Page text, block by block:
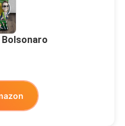
Bolsonaro
Acima De
Todos
MERCADO
LIVRE
Bolsonaro